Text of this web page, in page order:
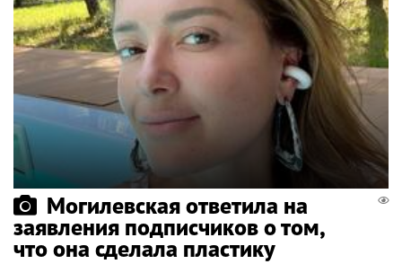
Могилевская ответила на
заявления подписчиков о том,
что она сделала пластику